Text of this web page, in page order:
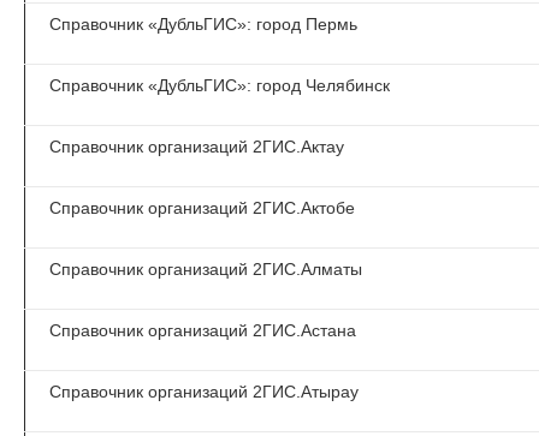
Справочник «ДубльГИС»: город Пермь
Справочник «ДубльГИС»: город Челябинск
Справочник организаций 2ГИС.Актау
Справочник организаций 2ГИС.Актобе
Справочник организаций 2ГИС.Алматы
Справочник организаций 2ГИС.Астана
Справочник организаций 2ГИС.Атырау